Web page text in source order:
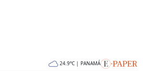
24.9°C | PANAMÁ